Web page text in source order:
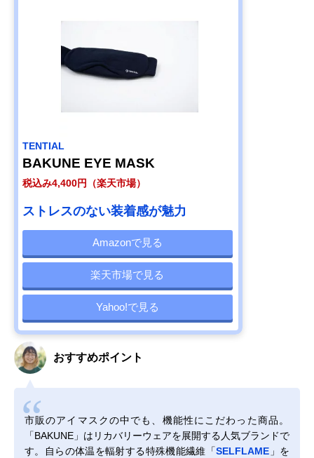
TENTIAL
BAKUNE EYE MASK
税込み4,400円（楽天市場）
ストレスのない装着感が魅力
Amazonで見る
楽天市場で見る
Yahoo!で見る
おすすめポイント
市販のアイマスクの中でも、機能性にこだわった商品。
「BAKUNE」はリカバリーウェアを展開する人気ブランドで
す。自らの体温を輻射する特殊機能繊維「SELFLAME 」を